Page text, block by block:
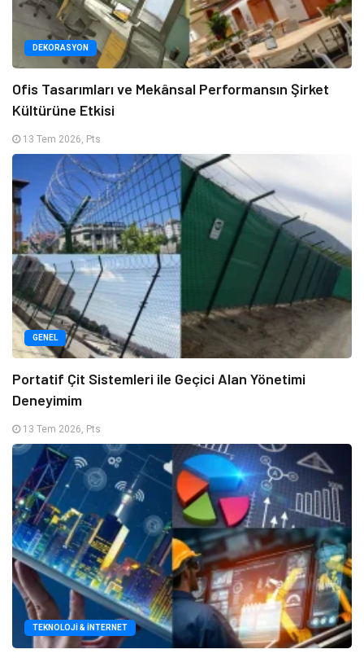
DEKORASYON
Ofis Tasarımları ve Mekânsal Performansın Şirket
Kültürüne Etkisi
13 Tem 2026, Pts
GENEL
Portatif Çit Sistemleri ile Geçici Alan Yönetimi
Deneyimim
13 Tem 2026, Pts
TEKNOLOJI & İNTERNET